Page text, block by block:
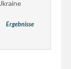
Ergebnisse